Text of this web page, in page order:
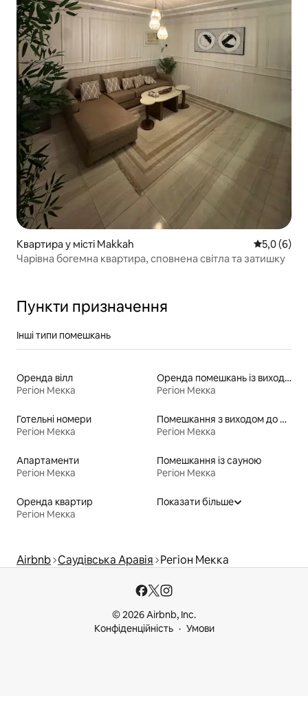
Квартира у місті Makkah Середня
5,0 (6)
Чарівна богемна квартира, сповнена світла та затишку
Пункти призначення
Інші типи помешкань
Оренда вілл
Регіон Мекка
Оренда помешкань із виходом до пляжу
Регіон Мекка
Готельні номери
Регіон Мекка
Помешкання з виходом до озера
Регіон Мекка
Апартаменти
Регіон Мекка
Помешкання із сауною
Регіон Мекка
Оренда квартир
Регіон Мекка
Показати більше
Airbnb Саудівська Аравія Регіон Мекка
© 2026 Airbnb, Inc.
Конфіденційність
Умови